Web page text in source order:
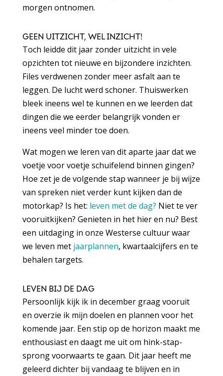
morgen ontnomen.
GEEN UITZICHT, WEL INZICHT!
Toch leidde dit jaar zonder uitzicht in vele
opzichten tot nieuwe en bijzondere inzichten.
Files verdwenen zonder meer asfalt aan te
leggen. De lucht werd schoner. Thuiswerken
bleek ineens wel te kunnen en we leerden dat
dingen die we eerder belangrijk vonden er
ineens veel minder toe doen.
Wat mogen we leren van dit aparte jaar dat we
voetje voor voetje schuifelend binnen gingen?
Hoe zet je de volgende stap wanneer je bij wijze
van spreken niet verder kunt kijken dan de
motorkap? Is het: leven met de dag? Niet te ver
vooruitkijken? Genieten in het hier en nu? Best
een uitdaging in onze Westerse cultuur waar
we leven met jaarplannen, kwartaalcijfers en te
behalen targets.
LEVEN BIJ DE DAG
Persoonlijk kijk ik in december graag vooruit
en overzie ik mijn doelen en plannen voor het
komende jaar. Een stip op de horizon maakt me
enthousiast en daagt me uit om hink-stap-
sprong voorwaarts te gaan. Dit jaar heeft me
geleerd dichter bij vandaag te blijven en in